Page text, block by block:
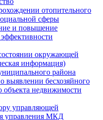
отопительного
сферы
и повышение
окружающей
информация)
района
выявлении бесхозяйного
объекта недвижимости
управляющей
управления МКД